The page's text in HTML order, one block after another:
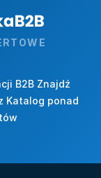
B2B Znajdź
Katalog ponad